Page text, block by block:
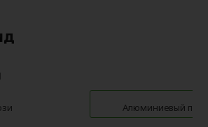
Алюминиевый